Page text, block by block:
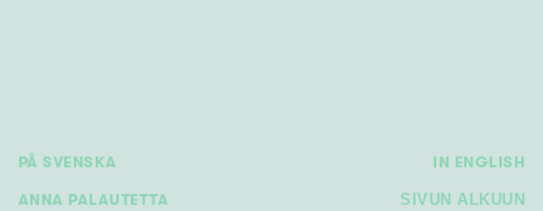
PÅ SVENSKA IN ENGLISH
ANNA PALAUTETTA SIVUN ALKUUN